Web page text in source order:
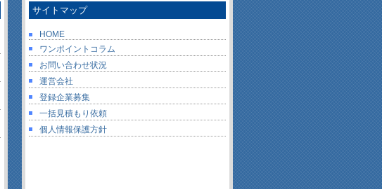
サイトマップ
HOME
ワンポイントコラム
お問い合わせ状況
運営会社
登録企業募集
一括見積もり依頼
個人情報保護方針